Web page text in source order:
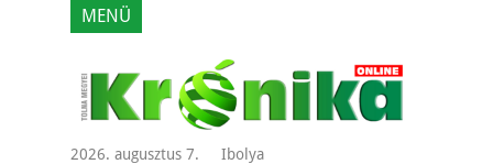
MENÜ
2026. augusztus 7. Ibolya